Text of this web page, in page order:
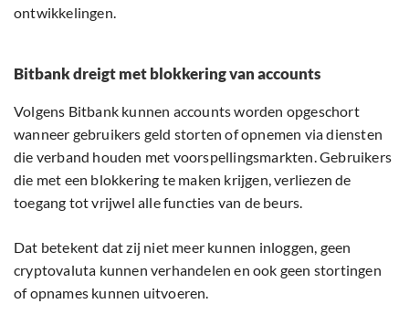
ontwikkelingen.
Bitbank dreigt met blokkering van accounts
Volgens Bitbank kunnen accounts worden opgeschort
wanneer gebruikers geld storten of opnemen via diensten
die verband houden met voorspellingsmarkten. Gebruikers
die met een blokkering te maken krijgen, verliezen de
toegang tot vrijwel alle functies van de beurs.
Dat betekent dat zij niet meer kunnen inloggen, geen
cryptovaluta kunnen verhandelen en ook geen stortingen
of opnames kunnen uitvoeren.